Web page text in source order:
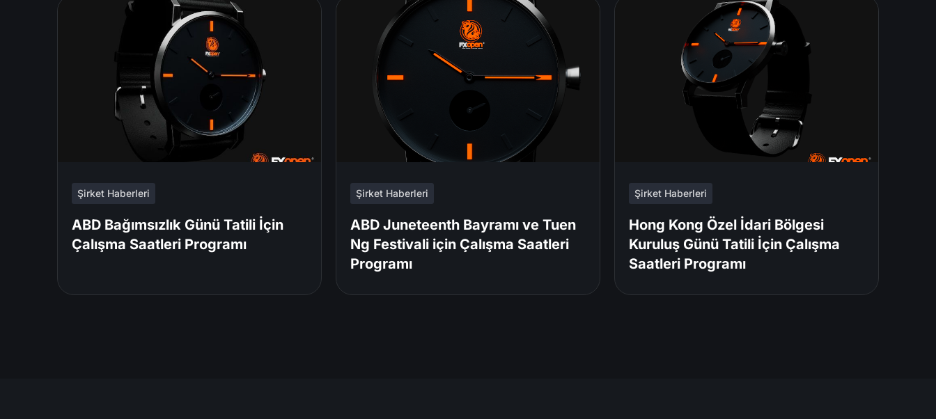
Şirket Haberleri
ABD Bağımsızlık Günü Tatili İçin
Çalışma Saatleri Programı
Şirket Haberleri
ABD Juneteenth Bayramı ve Tuen
Ng Festivali için Çalışma Saatleri
Programı
Şirket Haberleri
Hong Kong Özel İdari Bölgesi
Kuruluş Günü Tatili İçin Çalışma
Saatleri Programı